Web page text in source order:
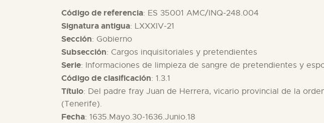
ESPAÑOL
Código de referencia: ES 35001 AMC/INQ-248.004
Signatura antigua: LXXXIV-21
Sección: Gobierno
Subsección: Cargos inquisitoriales y pretendientes
Serie: Informaciones de limpieza de sangre de pretendientes y
Código de clasificación: 1.3.1
Título: Del padre fray Juan de Herrera, vicario provincial de la
(Tenerife).
Fecha: 1635.Mayo.30-1636.Junio.18